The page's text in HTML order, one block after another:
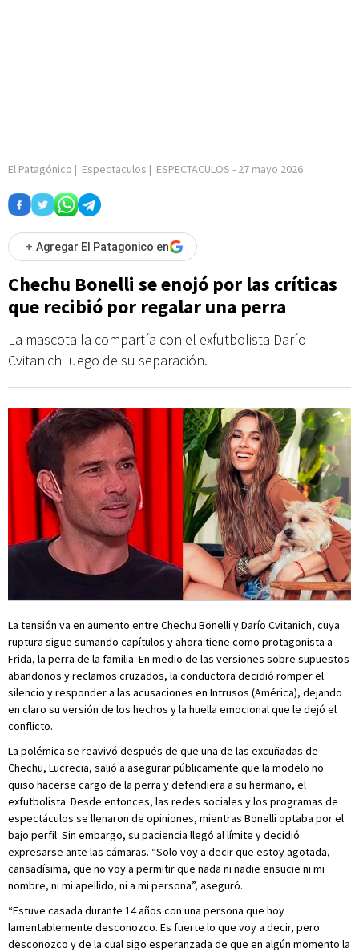
El Patagónico | Espectaculos | ESPECTACULOS - 27 mayo 2026
+ Agregar El Patagonico en
Chechu Bonelli se enojó por las críticas
que recibió por regalar una perra
La mascota la compartía con el exfutbolista Darío
Cvitanich luego de su separación.
La tensión va en aumento entre Chechu Bonelli y Darío Cvitanich, cuya
ruptura sigue sumando capítulos y ahora tiene como protagonista a
Frida, la perra de la familia. En medio de las versiones sobre supuestos
abandonos y reclamos cruzados, la conductora decidió romper el
silencio y responder a las acusaciones en Intrusos (América), dejando
en claro su versión de los hechos y la huella emocional que le dejó el
conflicto.
La polémica se reavivó después de que una de las excuñadas de
Chechu, Lucrecia, salió a asegurar públicamente que la modelo no
quiso hacerse cargo de la perra y defendiera a su hermano, el
exfutbolista. Desde entonces, las redes sociales y los programas de
espectáculos se llenaron de opiniones, mientras Bonelli optaba por el
bajo perfil. Sin embargo, su paciencia llegó al límite y decidió
expresarse ante las cámaras. “Solo voy a decir que estoy agotada,
cansadísima, que no voy a permitir que nada ni nadie ensucie ni mi
nombre, ni mi apellido, ni a mi persona”, aseguró.
“Estuve casada durante 14 años con una persona que hoy
lamentablemente desconozco. Es fuerte lo que voy a decir, pero
desconozco y de la cual sigo esperanzada de que en algún momento la